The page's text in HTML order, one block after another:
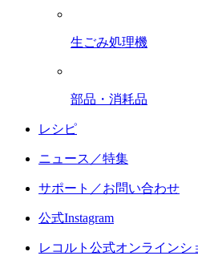
生ごみ処理機
部品・消耗品
レシピ
ニュース／特集
サポート／お問い合わせ
公式Instagram
レコルト公式オンラインシ